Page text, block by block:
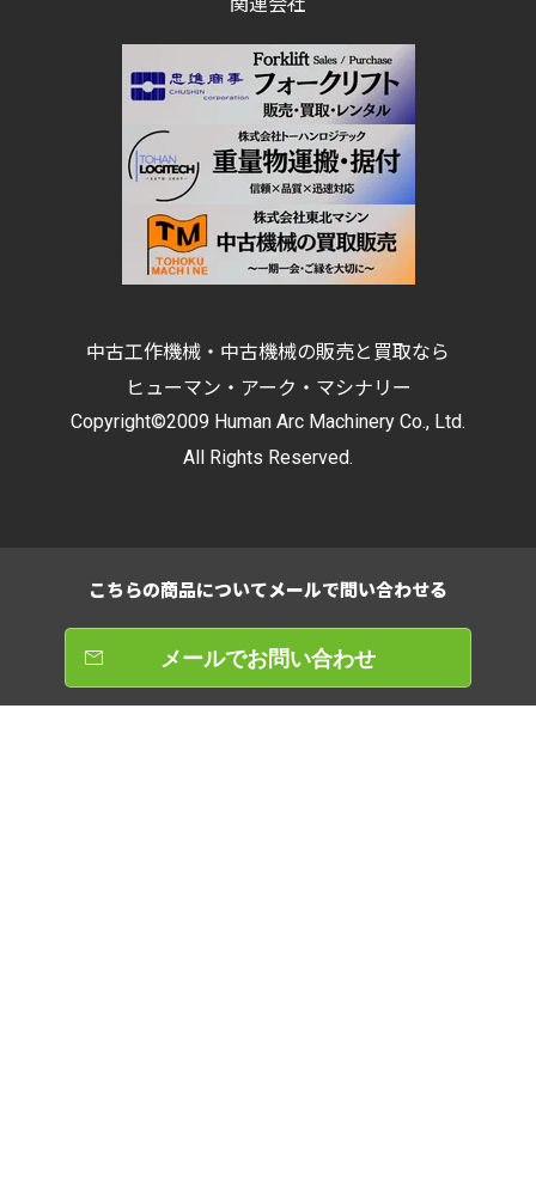
中古工作機械・中古機械の販売と買取なら
ヒューマン・アーク・マシナリー
Copyright©2009 Human Arc Machinery Co., Ltd.
All Rights Reserved.
こちらの商品についてメールで問い合わせる
メールでお問い合わせ